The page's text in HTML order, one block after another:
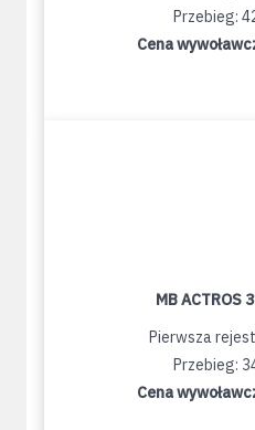
Przebieg:
Cena
MB ACTROS
Pierwsza
Przebieg:
Cena